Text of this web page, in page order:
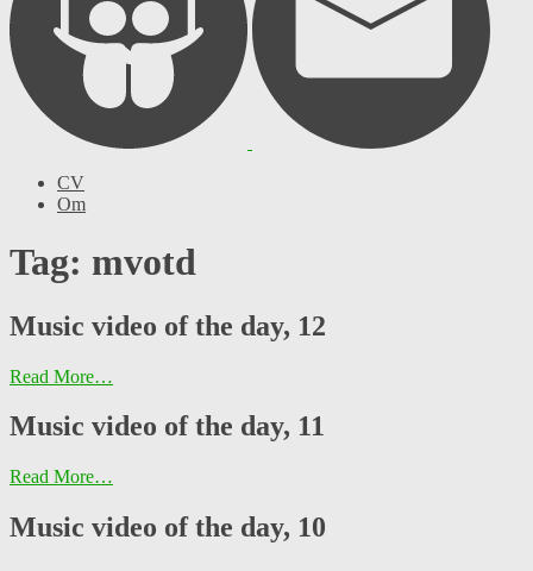
CV
Om
Tag: mvotd
Music video of the day, 12
Read More…
Music video of the day, 11
Read More…
Music video of the day, 10